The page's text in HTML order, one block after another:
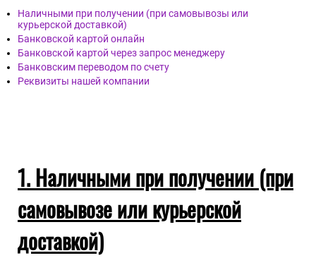
Наличными при получении (при самовывозы или
курьерской доставкой)
Банковской картой онлайн
Банковской картой через запрос менеджеру
Банковским переводом по счету
Реквизиты нашей компании
1. Наличными при получении (при
самовывозе или курьерской
доставкой)